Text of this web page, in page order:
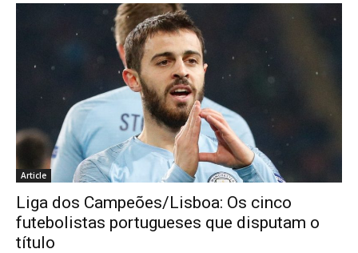
Article
Liga dos Campeões/Lisboa: Os cinco
futebolistas portugueses que disputam o
título